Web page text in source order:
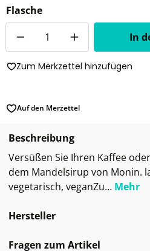
Flasche
In
Zum Merkzettel hinzufügen
Auf den Merzettel
Beschreibung
Versüßen Sie Ihren Kaffee
dem Mandelsirup von Monin.
vegetarisch, veganZu… Mehr
Hersteller
Fragen zum Artikel